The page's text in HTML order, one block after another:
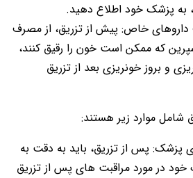
به پزشک خود اطلاع دهید.
خاص: پیش از تزریق، از مصرف
که ممکن است خون را رقیق کنند،
و بروز خونریزی بعد از تزریق
شامل موارد زیر هستند:
پزشک: پس از تزریق، باید به دقت به
در مورد مراقبت های پس از تزریق